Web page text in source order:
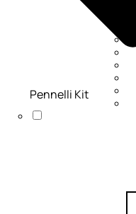
Pennelli Kit